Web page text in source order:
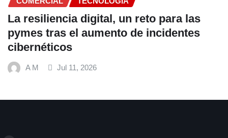
digital, un reto para las
aumento de incidentes
2026